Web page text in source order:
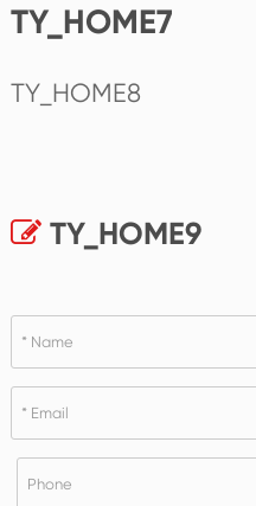
TY_HOME7
TY_HOME8
TY_HOME9